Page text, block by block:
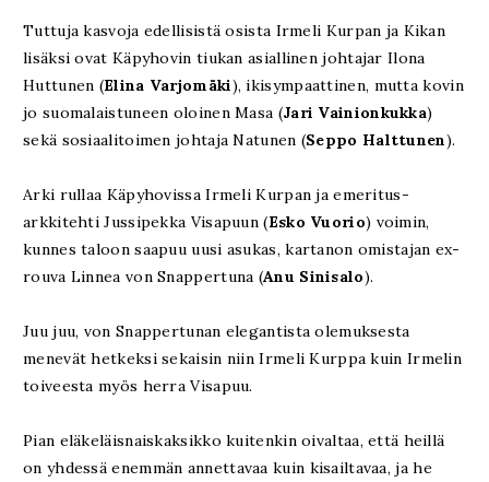
Tuttuja kasvoja edellisistä osista Irmeli Kurpan ja Kikan
lisäksi ovat Käpyhovin tiukan asiallinen johtajar Ilona
Huttunen (Elina Varjomäki), ikisympaattinen, mutta kovin
jo suomalaistuneen oloinen Masa (Jari Vainionkukka)
sekä sosiaalitoimen johtaja Natunen (Seppo Halttunen).
Arki rullaa Käpyhovissa Irmeli Kurpan ja emeritus-
arkkitehti Jussipekka Visapuun (Esko Vuorio) voimin,
kunnes taloon saapuu uusi asukas, kartanon omistajan ex-
rouva Linnea von Snappertuna (Anu Sinisalo).
Juu juu, von Snappertunan elegantista olemuksesta
menevät hetkeksi sekaisin niin Irmeli Kurppa kuin Irmelin
toiveesta myös herra Visapuu.
Pian eläkeläisnaiskaksikko kuitenkin oivaltaa, että heillä
on yhdessä enemmän annettavaa kuin kisailtavaa, ja he